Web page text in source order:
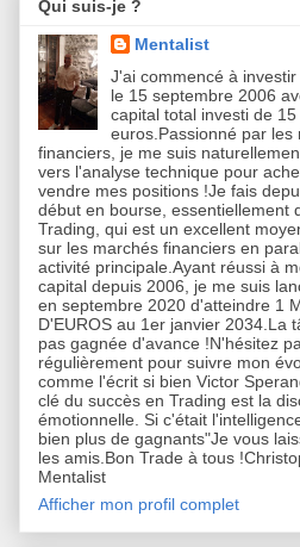
Qui suis-je ?
Mentalist
J'ai commencé à
le 15 septembre 2006
capital total investi de 15
euros.Passionné par les
financiers, je me suis
vers l'analyse technique pour
vendre mes positions !Je fais
début en bourse, essentiellement
Trading, qui est un excellent
sur les marchés financiers en
activité principale.Ayant réussi à
capital depuis 2006, je me suis
en septembre 2020 d'atteindre 1
D'EUROS au 1er janvier 2034.La
pas gagnée d'avance !N'hésitez
régulièrement pour suivre mon
comme l'écrit si bien Victor
clé du succès en Trading est la
émotionnelle. Si c'était
bien plus de gagnants"Je vous
les amis.Bon Trade à tous
Mentalist
Afficher mon profil complet